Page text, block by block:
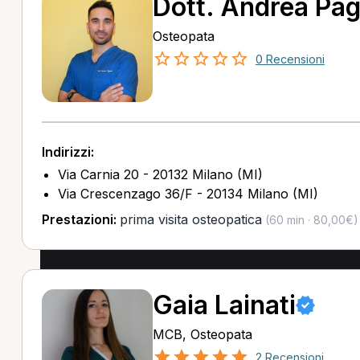
Dott. Andrea
Osteopata
0 Recensioni
Indirizzi:
Via Carnia 20 - 20132 Milano (MI)
Via Crescenzago 36/F - 20134 Milano (MI)
Prestazioni: prima visita osteopatica(60 min · 80,00€)
Gaia Lainati
MCB, Osteopata
2 Recensioni